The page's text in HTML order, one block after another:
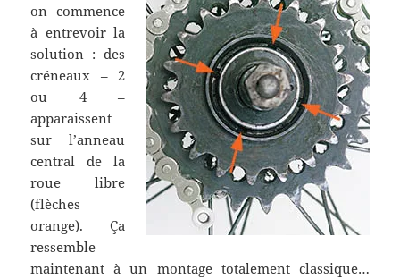
on commence
à entrevoir la
solution : des
créneaux – 2
ou 4 –
apparaissent
sur l’anneau
central de la
roue libre
(flèches
orange). Ça
ressemble
maintenant à un montage totalement classique…